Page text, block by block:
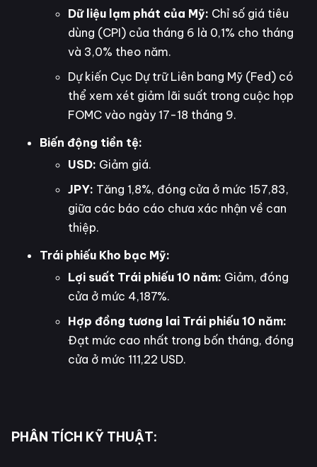
Dữ liệu lạm phát của Mỹ: Chỉ số giá tiêu
dùng (CPI) của tháng 6 là 0,1% cho tháng
và 3,0% theo năm.
Dự kiến Cục Dự trữ Liên bang Mỹ (Fed) có
thể xem xét giảm lãi suất trong cuộc họp
FOMC vào ngày 17-18 tháng 9.
Biến động tiền tệ:
USD: Giảm giá.
JPY: Tăng 1,8%, đóng cửa ở mức 157,83,
giữa các báo cáo chưa xác nhận về can
thiệp.
Trái phiếu Kho bạc Mỹ:
Lợi suất Trái phiếu 10 năm: Giảm, đóng
cửa ở mức 4,187%.
Hợp đồng tương lai Trái phiếu 10 năm:
Đạt mức cao nhất trong bốn tháng, đóng
cửa ở mức 111,22 USD.
PHÂN TÍCH KỸ THUẬT: